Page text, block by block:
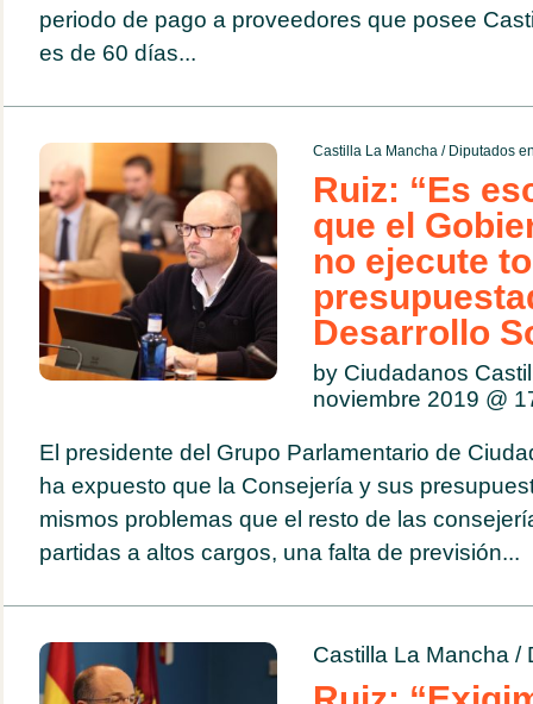
periodo de pago a proveedores que posee
es de 60 días...
Castilla La Mancha/ Diputados
Ruiz: “Es
que el
no ejecute
Desarrollo
by Ciudadanos
noviembre 2019 @
El presidente del Grupo Parlamentario de
ha expuesto que la Consejería y sus
mismos problemas que el resto de las
partidas a altos cargos, una falta de previsión...
Castilla La Mancha /